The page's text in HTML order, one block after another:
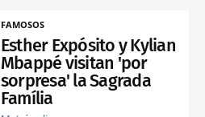
FAMOSOS
Esther Expósito y Kylian
Mbappé visitan 'por
sorpresa' la Sagrada
Família